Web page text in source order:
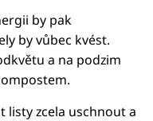
by pak
by vůbec kvést.
a na podzim
listy zcela uschnout a